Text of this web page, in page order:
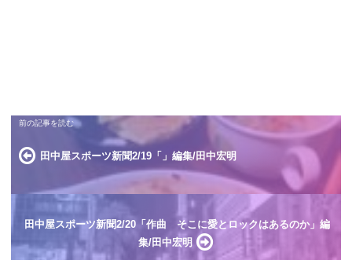
田中屋スポーツ新聞2/19「」編集/田中宏明
田中屋スポーツ新聞2/20「作曲 そこに愛とロックはあるのか」編
集/田中宏明